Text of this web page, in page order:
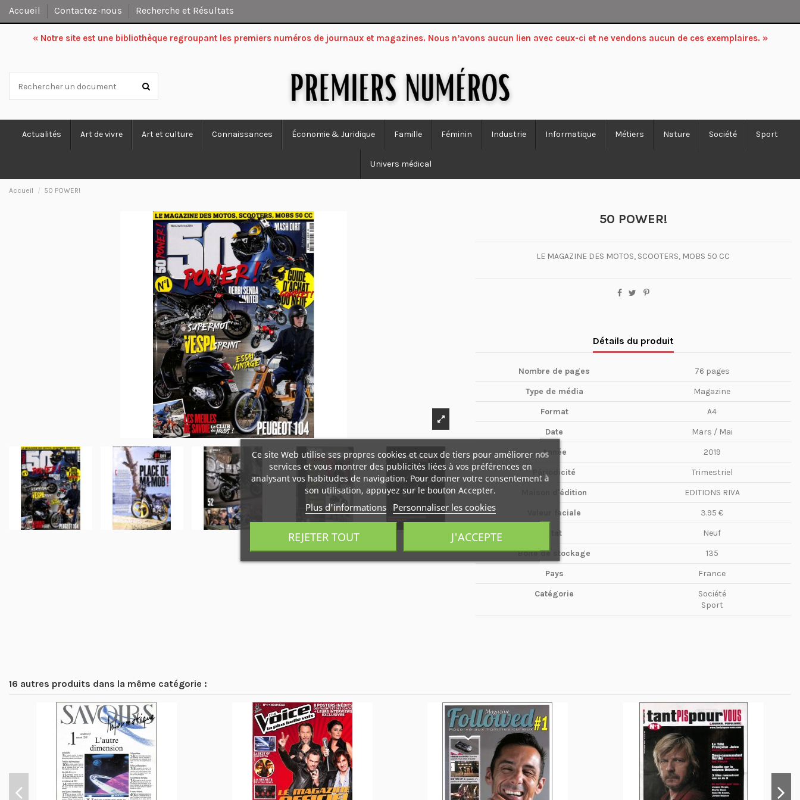
Accueil Contactez-nous Recherche et Résultats
« Notre site est une bibliothèque regroupant les premiers numéros de journaux et magazines. Nous n’avons aucun lien avec ceux-ci et ne vendons aucun de ces exemplaires. »
Actualités Art de vivre Art et culture Connaissances Économie & Juridique Famille Féminin Industrie Informatique Métiers Nature Société Sport
Univers médical
Accueil 50 POWER!
50 POWER!
LE MAGAZINE DES MOTOS, SCOOTERS, MOBS 50 CC
Détails du produit
Nombre de pages
76 pages
Type de média
Magazine
Format
A4
Date
Mars / Mai
Année
2019
Périodicité
Trimestriel
Maison d'édition
EDITIONS RIVA
Valeur faciale
3.95 €
Etat
Neuf
Boîte de stockage
135
Pays
France
Catégorie
Société
Sport
16 autres produits dans la même catégorie :
Ce site Web utilise ses propres cookies et ceux de tiers pour améliorer nos
services et vous montrer des publicités liées à vos préférences en
analysant vos habitudes de navigation. Pour donner votre consentement à
son utilisation, appuyez sur le bouton Accepter.
Plus d'informations Personnaliser les cookies
REJETER TOUT J'ACCEPTE